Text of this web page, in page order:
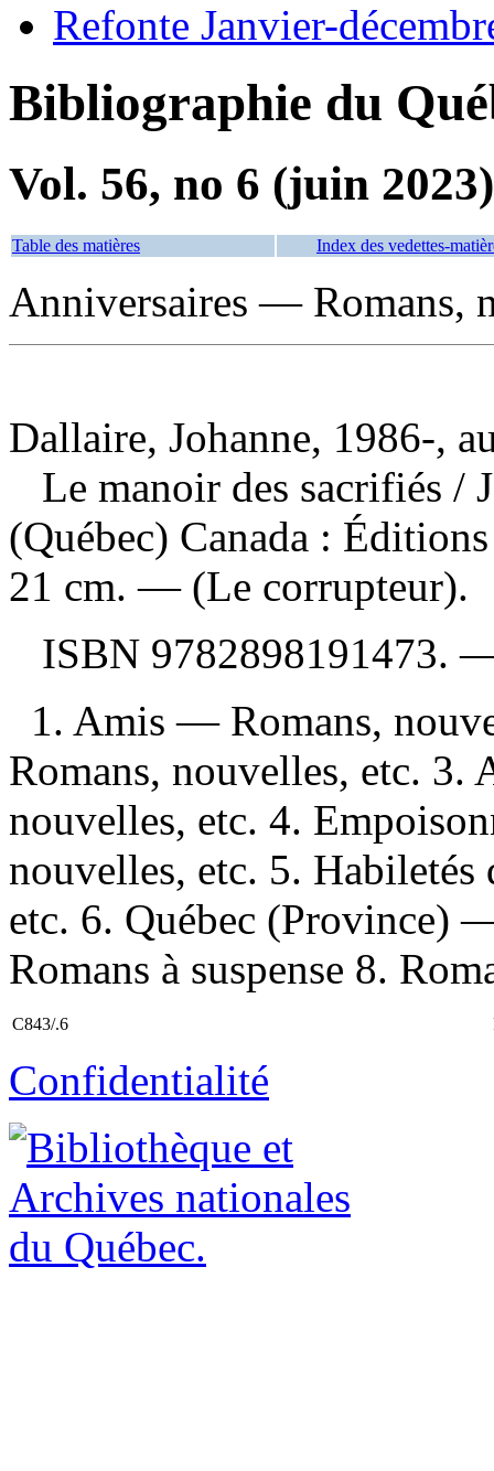
Refonte Janvier-
Bibliographie du
Vol. 56, no 6 (juin 2023)
Table des matières Index des vedettes-
Anniversaires — Romans,
Dallaire, Johanne, 1986-,
Le manoir des sacrifiés /
(Québec) Canada :
21 cm. — (Le corrupteur).
ISBN 9782898191473.
1. Amis — Romans,
Romans, nouvelles, etc.
nouvelles, etc. 4.
nouvelles, etc. 5.
etc. 6. Québec (Province)
Romans à suspense 8.
C843/.6
Confidentialité